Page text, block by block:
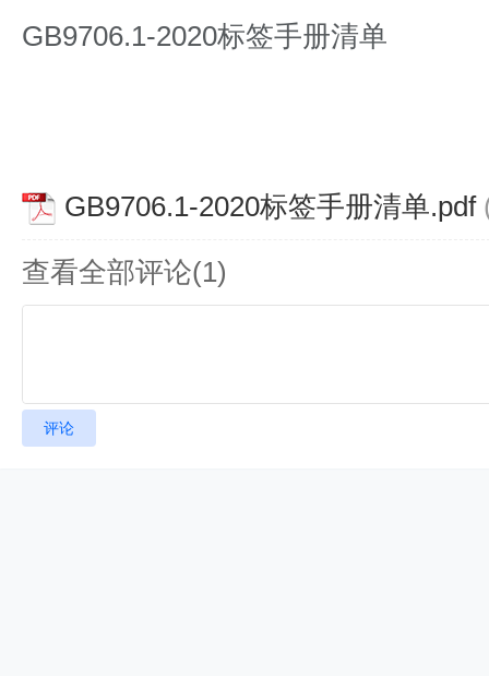
GB9706.1-2020标签手册清单
GB9706.1-2020标签手册清单.pdf
查看全部评论(1)
评论